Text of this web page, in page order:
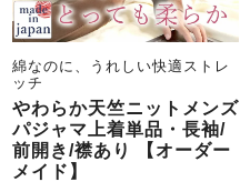
綿なのに、うれしい快適ストレ
ッチ
やわらか天竺ニットメンズ
パジャマ上着単品・長袖/
前開き/襟あり 【オーダー
メイド】